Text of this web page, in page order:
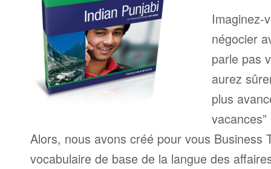
Imaginez-
négocier
parle pas
aurez
plus
Alors, nous avons créé pour vous Business
vocabulaire de base de la langue des